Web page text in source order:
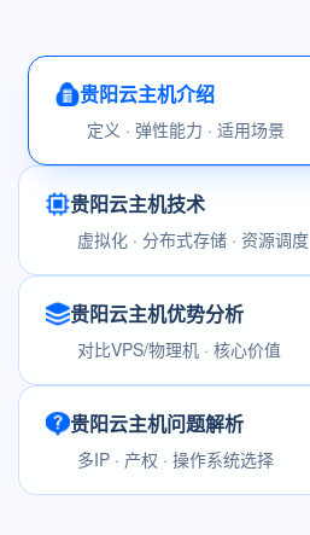
贵阳云主机介绍
定义 · 弹性能力 · 适用场景
贵阳云主机技术
虚拟化 · 分布式存储 · 资源调度
贵阳云主机优势分析
对比VPS/物理机 · 核心价值
贵阳云主机问题解析
多IP · 产权 · 操作系统选择